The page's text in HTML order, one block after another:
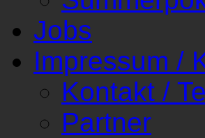
Jobs
Impressum /
Kontakt /
Partner